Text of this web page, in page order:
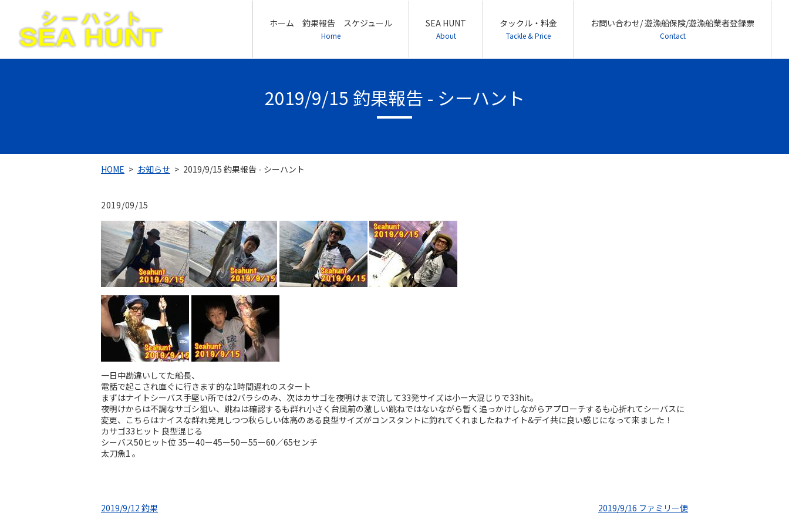
ホーム 釣果報告 スケジュール
Home
SEA HUNT
About
タックル・料金
Tackle & Price
お問い合わせ/ 遊漁船保険/遊漁船業者登録票
Contact
2019/9/15 釣果報告 - シーハント
HOME お知らせ 2019/9/15 釣果報告 - シーハント
2019/09/15
一日中勘違いしてた船長、
電話で起こされ️直ぐに行きます的な1時間遅れのスタート
まずはナイトシーバス手堅い所では2バラシのみ、︎次はカサゴを夜明けまで流して33発サイズは小ー大混じりで33hit。
夜明けからは不調なサゴシ狙い、跳ねは確認するも群れ小さく台風前の激しい跳ねではないながら暫く追っかけしながらアプローチするも心折れてシーバスに
変更、こちらはナイスな群れ発見しつつ秋らしい体高のある良型サイズがコンスタントに釣れてくれましたねナイト&デイ共に良い感じになって来ました！
カサゴ33ヒット 良型混じる
シーバス50ヒット位 35ー40ー45ー50ー55ー60／65センチ
太刀魚1 。
2019/9/12 釣果 2019/9/16 ファミリー便